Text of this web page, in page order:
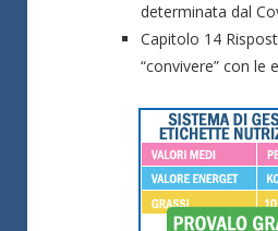
determinata dal
Capitolo 14
“convivere” con le